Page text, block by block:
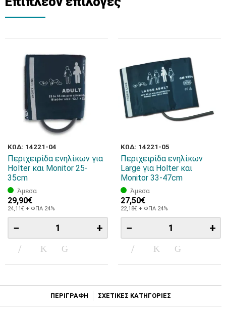
ΚΩΔ: 14221-04
Περιχειρίδα ενηλίκων για
Holter και Monitor 25-
35cm
Άμεσα
29,90€
24,11€ + ΦΠΑ 24%
− +
ΚΩΔ: 14221-05
Περιχειρίδα ενηλίκων
Large για Holter και
Monitor 33-47cm
Άμεσα
27,50€
22,18€ + ΦΠΑ 24%
− +
ΠΕΡΙΓΡΑΦΗ ΣΧΕΤΙΚΕΣ ΚΑΤΗΓΟΡΙΕΣ